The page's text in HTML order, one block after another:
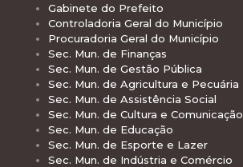
Gabinete do Prefeito
Controladoria Geral do Município
Procuradoria Geral do Município
Sec. Mun. de Finanças
Sec. Mun. de Gestão Pública
Sec. Mun. de Agricultura e Pecuária
Sec. Mun. de Assistência Social
Sec. Mun. de Cultura e Comunicação
Sec. Mun. de Educação
Sec. Mun. de Esporte e Lazer
Sec. Mun. de Indústria e Comércio